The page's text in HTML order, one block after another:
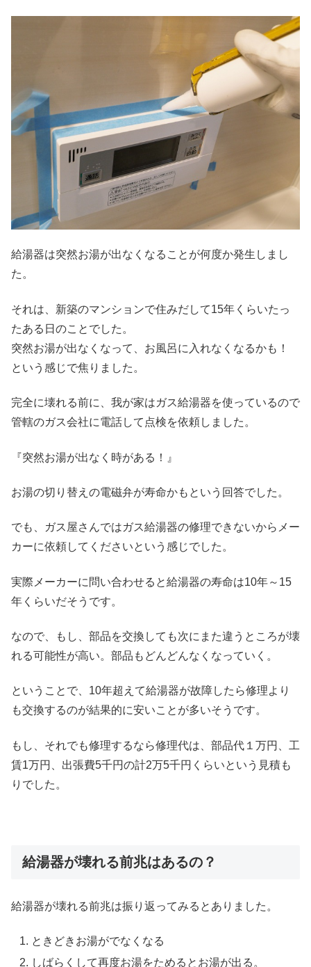
給湯器は突然お湯が出なくなることが何度か発生しまし
た。
それは、新築のマンションで住みだして15年くらいたっ
たある日のことでした。
突然お湯が出なくなって、お風呂に入れなくなるかも！
という感じで焦りました。
完全に壊れる前に、我が家はガス給湯器を使っているので
管轄のガス会社に電話して点検を依頼しました。
『突然お湯が出なく時がある！』
お湯の切り替えの電磁弁が寿命かもという回答でした。
でも、ガス屋さんではガス給湯器の修理できないからメー
カーに依頼してくださいという感じでした。
実際メーカーに問い合わせると給湯器の寿命は10年～15
年くらいだそうです。
なので、もし、部品を交換しても次にまた違うところが壊
れる可能性が高い。部品もどんどんなくなっていく。
ということで、10年超えて給湯器が故障したら修理より
も交換するのが結果的に安いことが多いそうです。
もし、それでも修理するなら修理代は、部品代１万円、工
賃1万円、出張費5千円の計2万5千円くらいという見積も
りでした。
給湯器が壊れる前兆はあるの？
給湯器が壊れる前兆は振り返ってみるとありました。
ときどきお湯がでなくなる
しばらくして再度お湯をためるとお湯が出る。